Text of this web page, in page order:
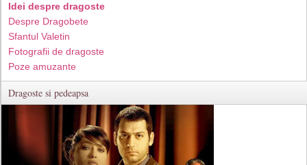
Idei despre dragoste
Despre Dragobete
Sfantul Valetin
Fotografii de dragoste
Poze amuzante
Dragoste si pedeapsa